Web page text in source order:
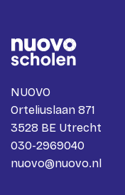
NUOVO
Orteliuslaan 871
3528 BE Utrecht
030-2969040
nuovo@nuovo.nl